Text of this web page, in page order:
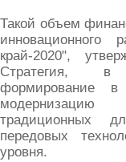
Такой объем
инновационного
край-2020",
Стратегия, в
формирование
модернизацию
традиционных
передовых
уровня.